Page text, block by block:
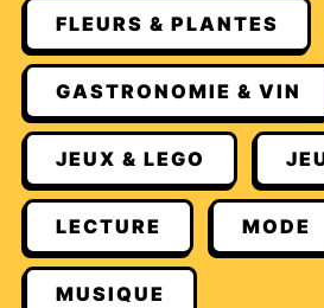
FLEURS & PLANTES
GASTRONOMIE & VIN
JEUX & LEGO
LECTURE MODE
MUSIQUE